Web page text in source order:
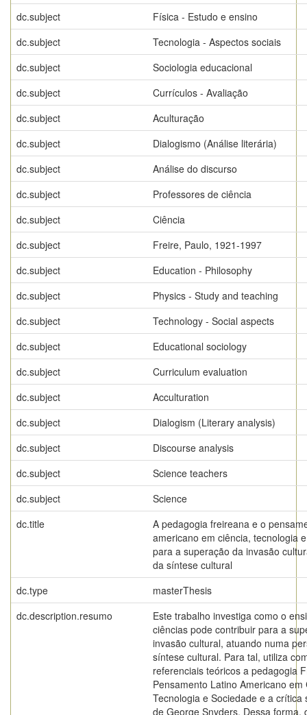
dc.subject
Física - Estudo e ensino
dc.subject
Tecnologia - Aspectos sociais
dc.subject
Sociologia educacional
dc.subject
Currículos - Avaliação
dc.subject
Aculturação
dc.subject
Dialogismo (Análise literária)
dc.subject
Análise do discurso
dc.subject
Professores de ciência
dc.subject
Ciência
dc.subject
Freire, Paulo, 1921-1997
dc.subject
Education - Philosophy
dc.subject
Physics - Study and teaching
dc.subject
Technology - Social aspects
dc.subject
Educational sociology
dc.subject
Curriculum evaluation
dc.subject
Acculturation
dc.subject
Dialogism (Literary analysis)
dc.subject
Discourse analysis
dc.subject
Science teachers
dc.subject
Science
dc.title
A pedagogia freireana e o
americano em ciência, tecnologia
para a superação da invasão
da síntese cultural
dc.type
masterThesis
dc.description.resumo
Este trabalho investiga como o
ciências pode contribuir para a
invasão cultural, atuando numa
síntese cultural. Para tal, utiliza
referenciais teóricos a pedagogia
Pensamento Latino Americano em
Tecnologia e Sociedade e a crítica
de George Snyders. Dessa forma,